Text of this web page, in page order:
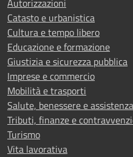
Autorizzazioni
Catasto e urbanistica
Cultura e tempo libero
Educazione e formazione
Giustizia e sicurezza pubblica
Imprese e commercio
Mobilità e trasporti
Salute, benessere e assistenza
Tributi, finanze e
Turismo
Vita lavorativa